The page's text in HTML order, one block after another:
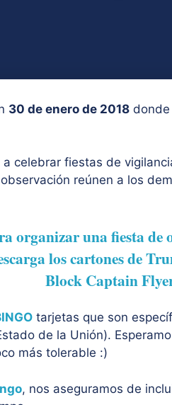
30 de enero de 2018 donde
celebrar fiestas de
reúnen a los
organizar una fiesta de
los cartones de
Block Captain
tarjetas que son
de la Unión).
más tolerable :)
, nos aseguramos de